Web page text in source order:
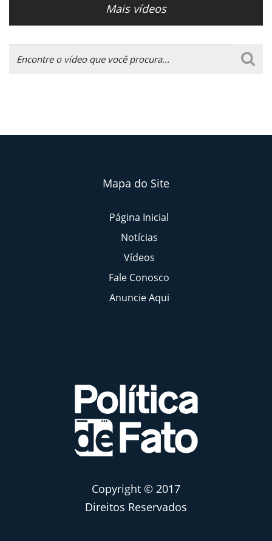
Mais vídeos
Mapa do Site
Página Inicial
Notícias
Vídeos
Fale Conosco
Anuncie Aqui
Copyright © 2017
Direitos Reservados